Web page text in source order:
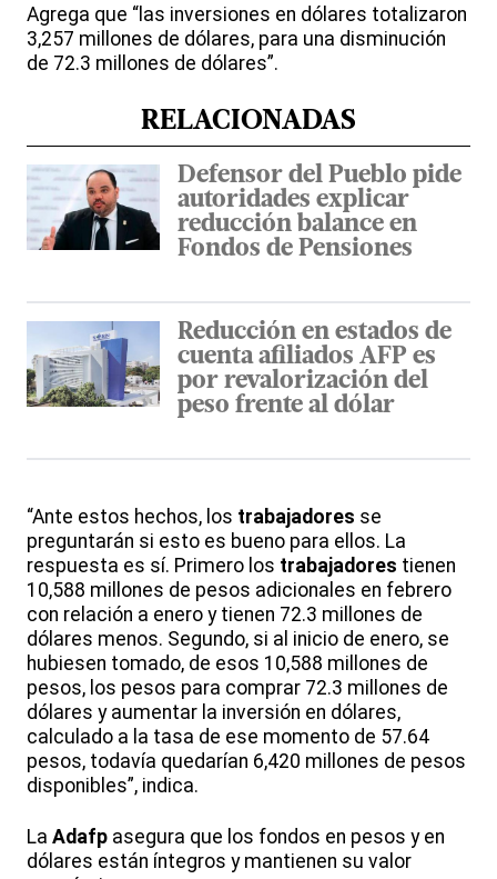
Agrega que “las inversiones en dólares totalizaron
3,257 millones de dólares, para una disminución
de 72.3 millones de dólares”.
RELACIONADAS
Defensor del Pueblo pide
autoridades explicar
reducción balance en
Fondos de Pensiones
Reducción en estados de
cuenta afiliados AFP es
por revalorización del
peso frente al dólar
“Ante estos hechos, los trabajadores se
preguntarán si esto es bueno para ellos. La
respuesta es sí. Primero los trabajadores tienen
10,588 millones de pesos adicionales en febrero
con relación a enero y tienen 72.3 millones de
dólares menos. Segundo, si al inicio de enero, se
hubiesen tomado, de esos 10,588 millones de
pesos, los pesos para comprar 72.3 millones de
dólares y aumentar la inversión en dólares,
calculado a la tasa de ese momento de 57.64
pesos, todavía quedarían 6,420 millones de pesos
disponibles”, indica.
La Adafp asegura que los fondos en pesos y en
dólares están íntegros y mantienen su valor